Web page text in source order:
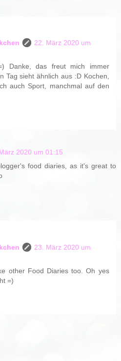
22. März 2020 um
Danke, das freut mich immer
Tag sieht ähnlich aus :D Kochen,
auch Sport, manchmal auf den
2020 um 01:15
food diaries, as it's great to
23. März 2020 um
other Food Diaries too. Oh yes
=)